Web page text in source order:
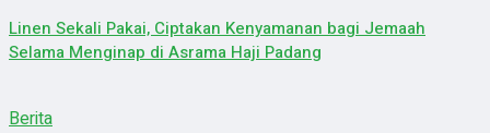
Linen Sekali Pakai, Ciptakan Kenyamanan bagi Jemaah
Selama Menginap di Asrama Haji Padang
Berita